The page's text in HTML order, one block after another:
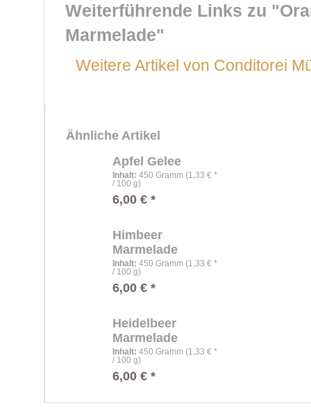
Weiterführende Links zu
Marmelade"
Weitere Artikel von Conditorei
Ähnliche Artikel
Apfel Gelee
Inhalt: 450 Gramm (1,33 € *
/ 100 g)
6,00 € *
Himbeer
Marmelade
Inhalt: 450 Gramm (1,33 € *
/ 100 g)
6,00 € *
Heidelbeer
Marmelade
Inhalt: 450 Gramm (1,33 € *
/ 100 g)
6,00 € *